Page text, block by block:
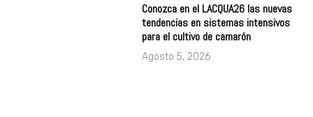
Conozca en el LACQUA26 las nuevas
tendencias en sistemas intensivos
para el cultivo de camarón
Agosto 5, 2026